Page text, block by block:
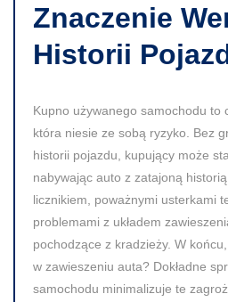
Znaczenie
Historii
Kupno używanego samochodu to
która niesie ze sobą ryzyko. Bez
historii pojazdu, kupujący może
nabywając auto z zatajoną
licznikiem, poważnymi usterkami
problemami z układem
pochodzące z kradzieży. W
w zawieszeniu auta? Dokładne
samochodu minimalizuje te